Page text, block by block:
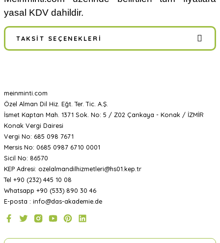
yasal KDV dahildir.
TAKSIT SEÇENEKLERI
meinminti.com
Özel Alman Dil Hiz. Eğt. Ter. Tic. A.Ş.
İsmet Kaptan Mah. 1371 Sok. No: 5 / Z02 Çankaya - Konak / İZMİR
Konak Vergi Dairesi
Vergi No: 685 098 7671
Mersis No: 0685 0987 6710 0001
Sicil No: 86570
KEP Adresi: ozelalmandilhizmetleri@hs01.kep.tr
Tel +90 (232) 445 10 08
Whatsapp +90 (533) 890 30 46
E-posta : info@das-akademie.de